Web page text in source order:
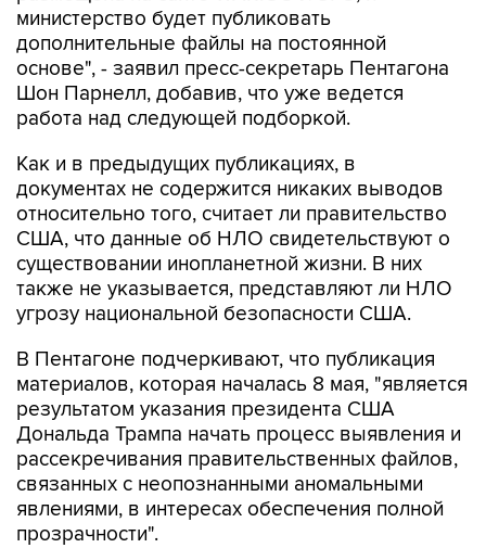
министерство будет публиковать
дополнительные файлы на постоянной
основе", - заявил пресс-секретарь Пентагона
Шон Парнелл, добавив, что уже ведется
работа над следующей подборкой.
Как и в предыдущих публикациях, в
документах не содержится никаких выводов
относительно того, считает ли правительство
США, что данные об НЛО свидетельствуют о
существовании инопланетной жизни. В них
также не указывается, представляют ли НЛО
угрозу национальной безопасности США.
В Пентагоне подчеркивают, что публикация
материалов, которая началась 8 мая, "является
результатом указания президента США
Дональда Трампа начать процесс выявления и
рассекречивания правительственных файлов,
связанных с неопознанными аномальными
явлениями, в интересах обеспечения полной
прозрачности".